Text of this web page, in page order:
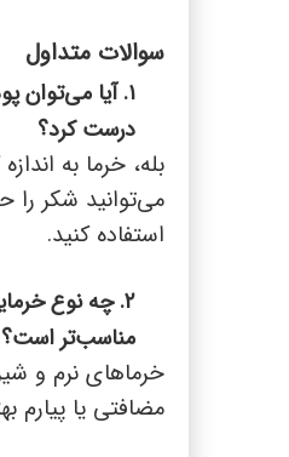
سوالات متداول
۱. آیا می‌توان
درست کرد؟
بله، خرما به
می‌توانید شکر را
استفاده کنید.
۲. چه نوع
مناسب‌تر است؟
خرماهای نرم و
مضافتی یا پیارم